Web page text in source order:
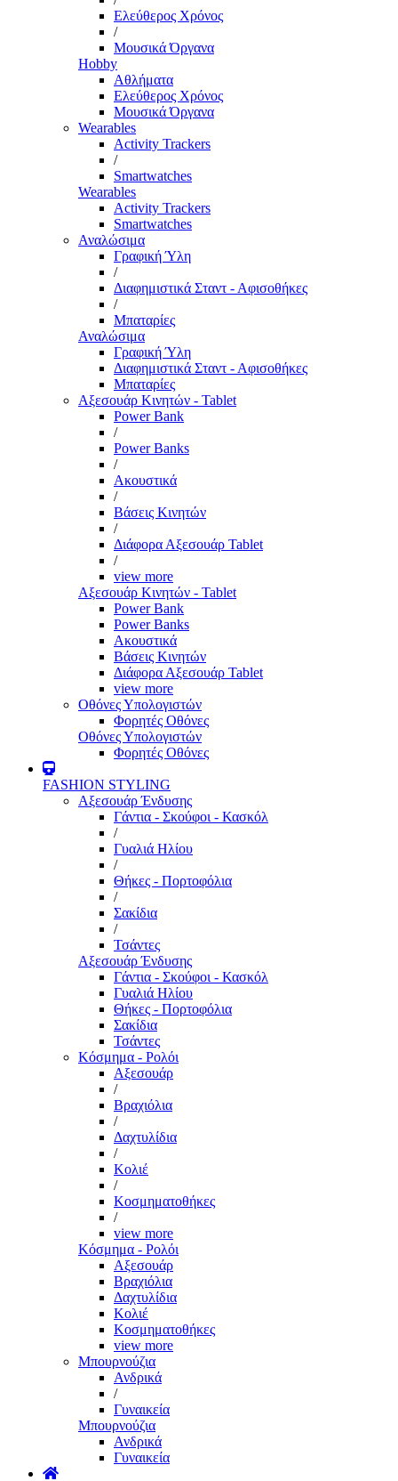
Ελεύθερος Χρόνος
/
Μουσικά Όργανα
Hobby
Αθλήματα
Ελεύθερος Χρόνος
Μουσικά Όργανα
Wearables
Activity Trackers
/
Smartwatches
Wearables
Activity Trackers
Smartwatches
Αναλώσιμα
Γραφική Ύλη
/
Διαφημιστικά Σταντ - Αφισοθήκες
/
Μπαταρίες
Αναλώσιμα
Γραφική Ύλη
Διαφημιστικά Σταντ - Αφισοθήκες
Μπαταρίες
Αξεσουάρ Κινητών - Tablet
Power Bank
/
Power Banks
/
Ακουστικά
/
Βάσεις Κινητών
/
Διάφορα Αξεσουάρ Tablet
/
view more
Αξεσουάρ Κινητών - Tablet
Power Bank
Power Banks
Ακουστικά
Βάσεις Κινητών
Διάφορα Αξεσουάρ Tablet
view more
Οθόνες Υπολογιστών
Φορητές Οθόνες
Οθόνες Υπολογιστών
Φορητές Οθόνες
FASHION STYLING
Αξεσουάρ Ένδυσης
Γάντια - Σκούφοι - Κασκόλ
/
Γυαλιά Ηλίου
/
Θήκες - Πορτοφόλια
/
Σακίδια
/
Τσάντες
Αξεσουάρ Ένδυσης
Γάντια - Σκούφοι - Κασκόλ
Γυαλιά Ηλίου
Θήκες - Πορτοφόλια
Σακίδια
Τσάντες
Κόσμημα - Ρολόι
Αξεσουάρ
/
Βραχιόλια
/
Δαχτυλίδια
/
Κολιέ
/
Κοσμηματοθήκες
/
view more
Κόσμημα - Ρολόι
Αξεσουάρ
Βραχιόλια
Δαχτυλίδια
Κολιέ
Κοσμηματοθήκες
view more
Μπουρνούζια
Ανδρικά
/
Γυναικεία
Μπουρνούζια
Ανδρικά
Γυναικεία